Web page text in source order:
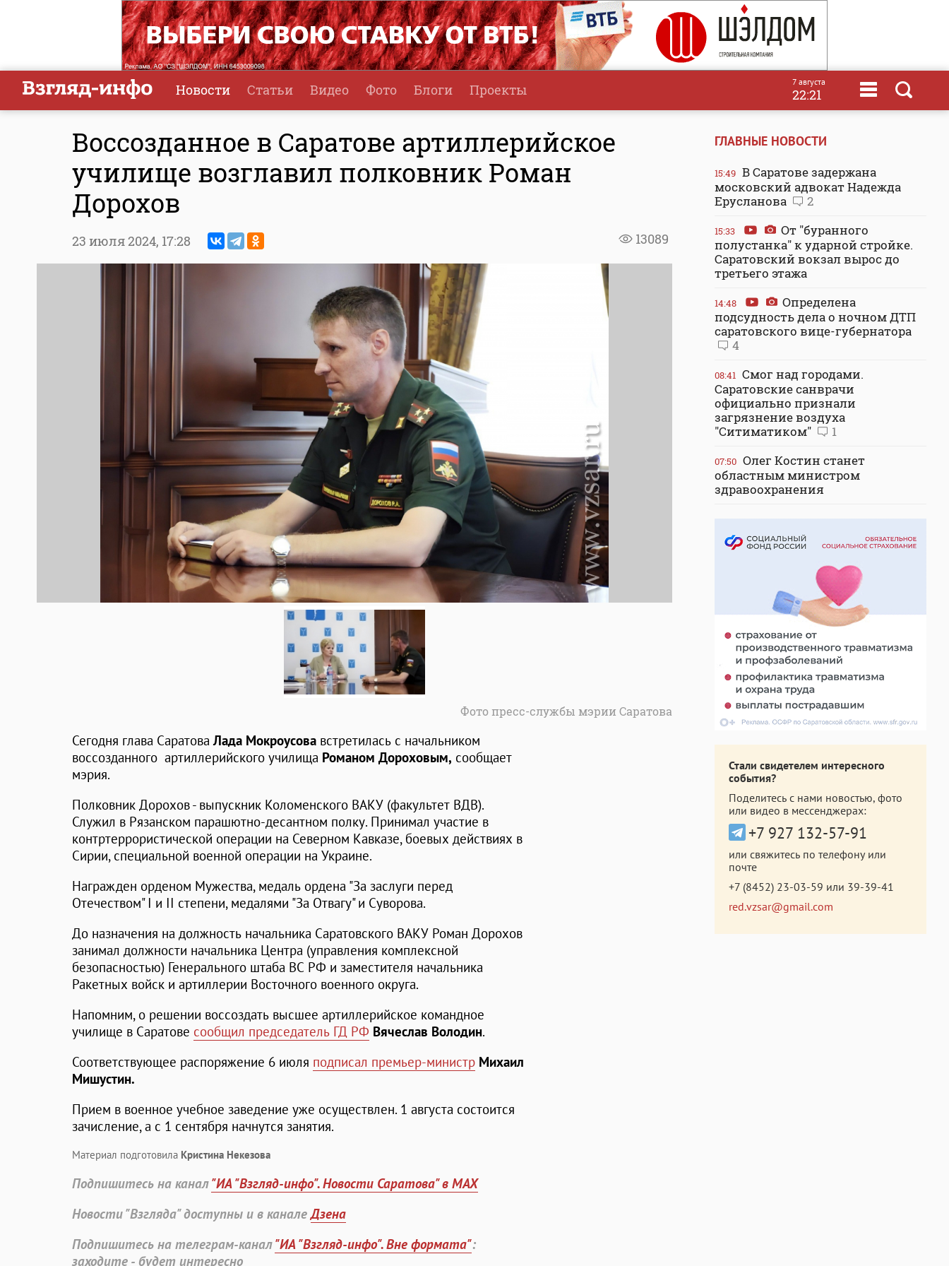
Новости Статьи Видео Фото Блоги Проекты 7 августа
22:21
Воссозданное в Саратове артиллерийское
училище возглавил полковник Роман
Дорохов
13089
23 июля 2024, 17:28
Фото пресс-службы мэрии Саратова
Сегодня глава СаратоваЛада Мокроусова встретилась с начальником
воссозданного артиллерийского училища Романом Дороховым, сообщает
мэрия.
Полковник Дорохов - выпускник Коломенского ВАКУ (факультет ВДВ).
Служил в Рязанском парашютно-десантном полку. Принимал участие в
контртеррористической операции на Северном Кавказе, боевых действиях в
Сирии, специальной военной операции на Украине.
Награжден орденом Мужества, медаль ордена "За заслуги перед
Отечеством" I и II степени, медалями "За Отвагу" и Суворова.
До назначения на должность начальника Саратовского ВАКУ Роман Дорохов
занимал должности начальника Центра (управления комплексной
безопасностью) Генерального штаба ВС РФ и заместителя начальника
Ракетных войск и артиллерии Восточного военного округа.
Напомним, о решении воссоздать высшее артиллерийское командное
училище в Саратове сообщил председатель ГД РФ Вячеслав Володин.
Соответствующее распоряжение 6 июля подписал премьер-министр Михаил
Мишустин.
Прием в военное учебное заведение уже осуществлен. 1 августа состоится
зачисление, а с 1 сентября начнутся занятия.
Материал подготовила Кристина Некезова
Подпишитесь на канал"ИА "Взгляд-инфо". Новости Саратова" в MAX
Новости "Взгляда" доступны и в каналеДзена
Подпишитесь на телеграм-канал"ИА "Взгляд-инфо". Вне формата":
заходите - будет интересно
ГЛАВНЫЕ НОВОСТИ
15:49 В Саратове задержана
московский адвокат Надежда
Ерусланова
2
15:33
От "буранного
полустанка" к ударной стройке.
Саратовский вокзал вырос до
третьего этажа
14:48
Определена
подсудность дела о ночном ДТП
саратовского вице-губернатора
4
08:41 Смог над городами.
Саратовские санврачи
официально признали
загрязнение воздуха
"Ситиматиком"
1
07:50 Олег Костин станет
областным министром
здравоохранения
Стали свидетелем интересного
события?
Поделитесь с нами новостью, фото
или видео в мессенджерах:
+7 927 132-57-91
или свяжитесь по телефону или
почте
+7 (8452) 23-03-59 или 39-39-41
red.vzsar@gmail.com